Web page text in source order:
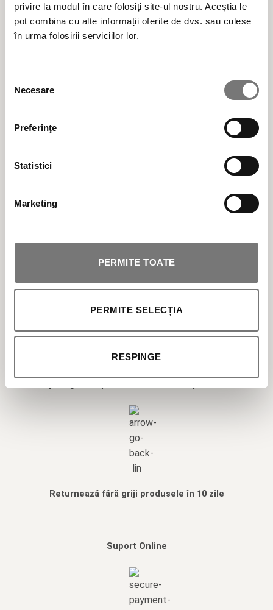
privire la modul în care folosiți site-ul nostru. Aceștia le
pot combina cu alte informații oferite de dvs. sau culese
în urma folosirii serviciilor lor.
consimțământului
Necesare
Preferinţe
Statistici
Marketing
PERMITE TOATE
PERMITE SELECȚIA
RESPINGE
regenerabile.
Returnează fără griji produsele în 10 zile
Suport Online